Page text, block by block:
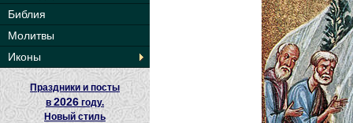
Библия
Молитвы
Иконы
Праздники и посты
в2026 году.
Новый стиль